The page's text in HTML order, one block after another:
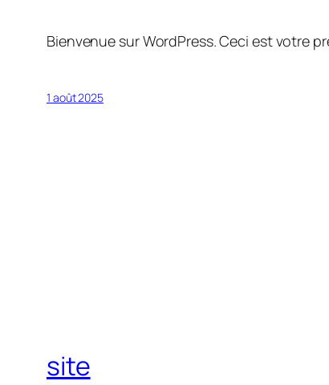
Bienvenue sur WordPress. Ceci est votre
1 août 2025
site